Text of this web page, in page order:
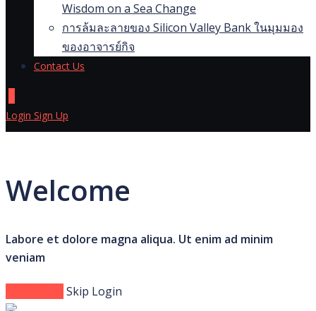
Wisdom on a Sea Change
การล้มละลายของ Silicon Valley Bank ในมุมมอง
ของอาจารย์กิจ
Contact Us
Login Sign Up
Welcome
Labore et dolore magna aliqua. Ut enim ad minim
veniam
Skip Login